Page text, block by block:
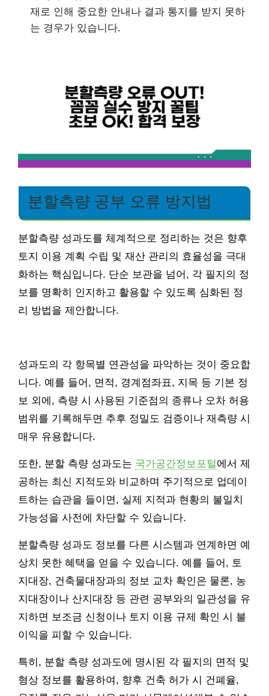
재로 인해 중요한 안내나 결과 통지를 받지 못하
는 경우가 있습니다.
분할측량 공부 오류 방지법
분할측량 성과도를 체계적으로 정리하는 것은 향후
토지 이용 계획 수립 및 재산 관리의 효율성을 극대
화하는 핵심입니다. 단순 보관을 넘어, 각 필지의 정
보를 명확히 인지하고 활용할 수 있도록 심화된 정
리 방법을 제안합니다.
성과도의 각 항목별 연관성을 파악하는 것이 중요합
니다. 예를 들어, 면적, 경계점좌표, 지목 등 기본 정
보 외에, 측량 시 사용된 기준점의 종류나 오차 허용
범위를 기록해두면 추후 정밀도 검증이나 재측량 시
매우 유용합니다.
또한, 분할 측량 성과도는 국가공간정보포털에서 제
공하는 최신 지적도와 비교하며 주기적으로 업데이
트하는 습관을 들이면, 실제 지적과 현황의 불일치
가능성을 사전에 차단할 수 있습니다.
분할측량 성과도 정보를 다른 시스템과 연계하면 예
상치 못한 혜택을 얻을 수 있습니다. 예를 들어, 토
지대장, 건축물대장과의 정보 교차 확인은 물론, 농
지대장이나 산지대장 등 관련 공부와의 일관성을 유
지하면 보조금 신청이나 토지 이용 규제 확인 시 불
이익을 피할 수 있습니다.
특히, 분할 측량 성과도에 명시된 각 필지의 면적 및
형상 정보를 활용하여, 향후 건축 허가 시 건폐율,